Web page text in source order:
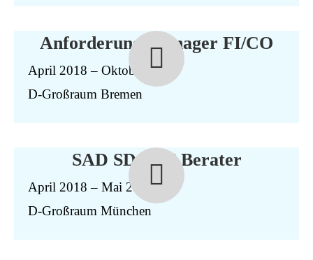
Anforderungsmanager FI/CO
April 2018 – Oktober 2018
D-Großraum Bremen
SAD SD/MM Berater
April 2018 – Mai 2018
D-Großraum München